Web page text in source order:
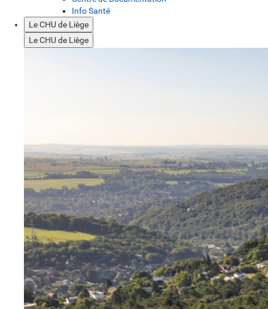
Info Santé
Le CHU de Liège
Le CHU de Liège